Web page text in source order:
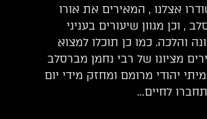
אצלנו , המאירים את אורו
, וכן מגוון שיעורים בעניני
והלכה. כמו כן תוכלו למצוא
מציונו של רבי נחמן מברסלב
יהודי מרומם ומחזק מידי יום
לחיים…